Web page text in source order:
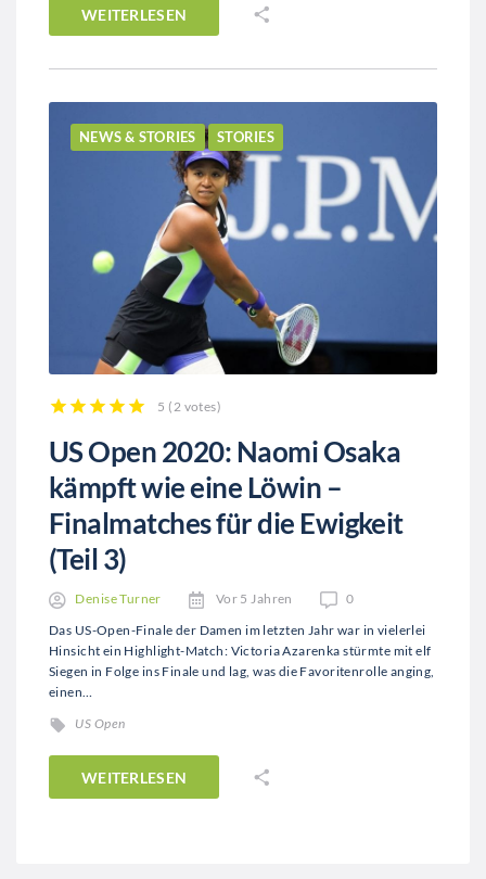
WEITERLESEN
NEWS & STORIES STORIES
5 (2 votes)
US Open 2020: Naomi Osaka
kämpft wie eine Löwin –
Finalmatches für die Ewigkeit
(Teil 3)
Denise Turner Vor 5 Jahren
0
Das US-Open-Finale der Damen im letzten Jahr war in vielerlei
Hinsicht ein Highlight-Match: Victoria Azarenka stürmte mit elf
Siegen in Folge ins Finale und lag, was die Favoritenrolle anging,
einen…
US Open
WEITERLESEN